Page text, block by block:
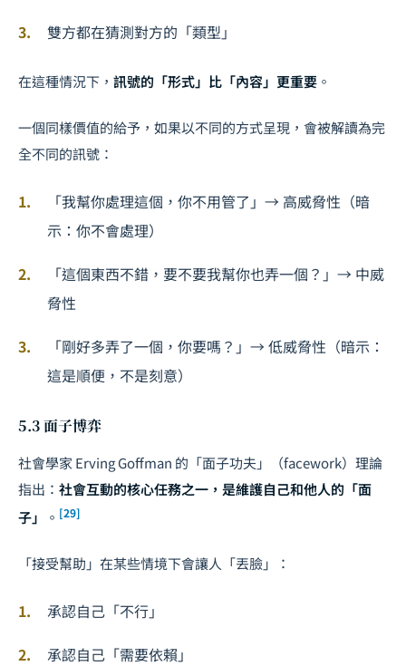
雙方都在猜測對方的「類型」
在這種情況下， 訊號的「形式」比「內容」更重要 。
一個同樣價值的給予，如果以不同的方式呈現，會被解讀為完
全不同的訊號：
「我幫你處理這個，你不用管了」→ 高威脅性（暗
示：你不會處理）
「這個東西不錯，要不要我幫你也弄一個？」→ 中威
脅性
「剛好多弄了一個，你要嗎？」→ 低威脅性（暗示：
這是順便，不是刻意）
5.3 面子博弈
社會學家 Erving Goffman 的「面子功夫」（facework）理論
指出： 社會互動的核心任務之一，是維護自己和他人的「面
子」
。 [29]
「接受幫助」在某些情境下會讓人「丟臉」：
承認自己「不行」
承認自己「需要依賴」